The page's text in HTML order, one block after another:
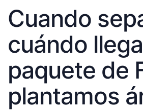
Cuando
cuándo
paquete de
plantamos